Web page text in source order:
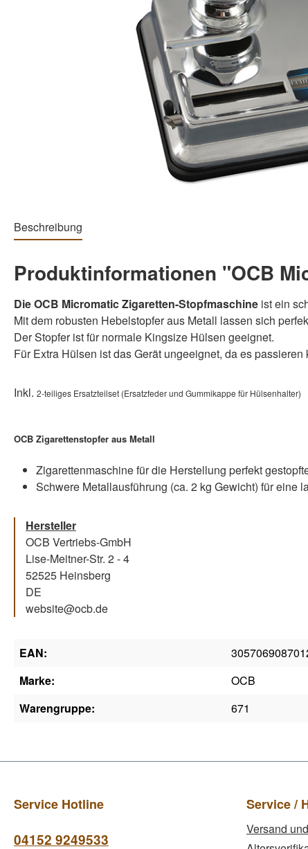
Beschreibung
Produktinformationen "OCB
Die OCB Micromatic Zigaretten-Stopfmaschine ist ein
Mit dem robusten Hebelstopfer aus Metall lassen sich
Der Stopfer ist für normale Kingsize Hülsen geeignet.
Für Extra Hülsen ist das Gerät ungeeignet, da es
Inkl. 2-teiliges Ersatzteilset (Ersatzfeder und Gummikappe für Hülsenhalter)
OCB Zigarettenstopfer aus Metall
Zigarettenmaschine für die Herstellung perfekt
Schwere Metallausführung (ca. 2 kg Gewicht) für eine
Hersteller
OCB Vertriebs-GmbH
Lise-Meitner-Str. 2 - 4
52525 Heinsberg
DE
website@ocb.de
EAN:
Marke:
OCB
Warengruppe:
671
Service Hotline
04152 9249533
Service /
Versand